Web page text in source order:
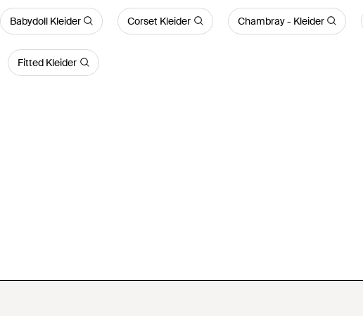
Babydoll Kleider Corset Kleider Chambray - Kleider
Fitted Kleider